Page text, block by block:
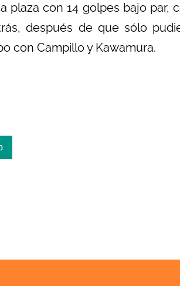
plaza con 14 golpes bajo par,
después de que sólo
con Campillo y Kawamura.